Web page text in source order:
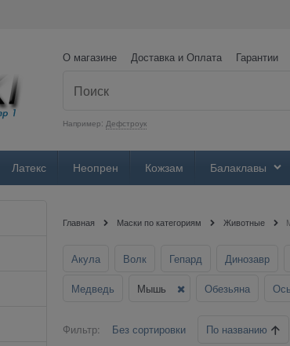
О магазине Доставка и Оплата Гарантии
Например: Дефстроук
Латекс Неопрен Кожзам Балаклавы
Главная Маски по категориям Животные
Акула Волк Гепард Динозавр
Медведь
Мышь Обезьяна
Фильтр: Без сортировки По названию